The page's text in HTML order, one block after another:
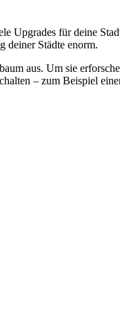
Upgrades für deine
deiner Städte enorm.
aus. Um sie
– zum Beispiel